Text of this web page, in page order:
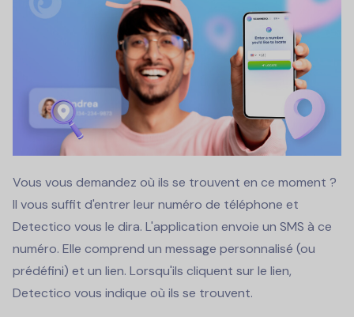
Vous vous demandez où ils se trouvent en ce moment ?
Il vous suffit d'entrer leur numéro de téléphone et
Detectico vous le dira. L'application envoie un SMS à ce
numéro. Elle comprend un message personnalisé (ou
prédéfini) et un lien. Lorsqu'ils cliquent sur le lien,
Detectico vous indique où ils se trouvent.